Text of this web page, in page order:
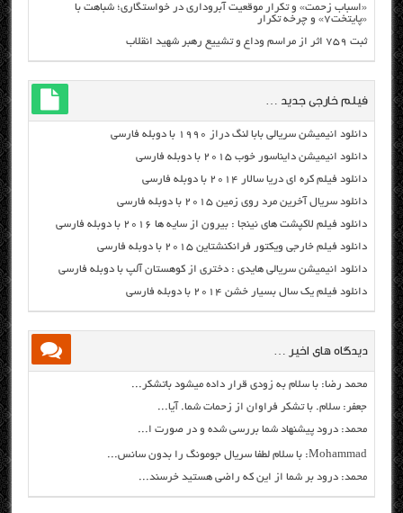
«اسباب زحمت» و تکرار موقعیت آبروداری در خواستگاری؛ شباهت با
«پایتخت۷» و چرخه تکرار
ثبت ۷۵۹ اثر از مراسم وداع و تشییع رهبر شهید انقلاب
فیلم خارجی جدید …
دانلود انیمیشن سریالی بابا لنگ دراز ۱۹۹۰ با دوبله فارسی
دانلود انیمیشن دایناسور خوب ۲۰۱۵ با دوبله فارسی
دانلود فیلم کره ای دریا سالار ۲۰۱۴ با دوبله فارسی
دانلود سریال آخرین مرد روی زمین ۲۰۱۵ با دوبله فارسی
دانلود فیلم لاکپشت های نینجا : بیرون از سایه ها ۲۰۱۶ با دوبله فارسی
دانلود فیلم خارجی ویکتور فرانکنشتاین ۲۰۱۵ با دوبله فارسی
دانلود انیمیشن سریالی هایدی : دختری از کوهستان آلپ با دوبله فارسی
دانلود فیلم یک سال بسیار خشن ۲۰۱۴ با دوبله فارسی
دیدگاه های اخیر …
محمد رضا: با سلام به زودی قرار داده میشود باتشکر...
جعفر: سلام. با تشکر فراوان از زحمات شما. آیا...
محمد: درود پیشنهاد شما بررسی شده و در صورت ا...
Mohammad: با سلام لطفا سریال جومونگ را بدون سانس...
محمد: درود بر شما از این که راضی هستید خرسند...